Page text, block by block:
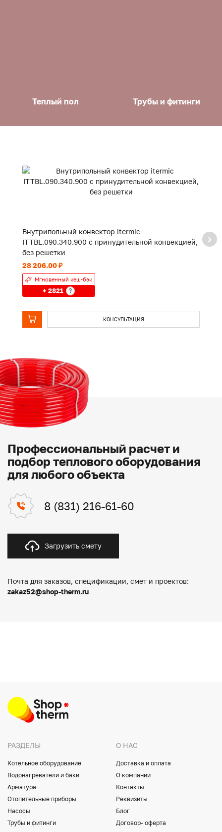
Теплый пол Трубы и фитинги
Внутрипольный конвектор itermic
ITTBL.090.340.900 с принудительной конвекцией,
без решетки
28 206.00 ₽
Мгновенный кеш-бэк
+ 2821 ?
КОНСУЛЬТАЦИЯ
Профессиональный расчет и
подбор теплового оборудования
для любого объекта
8 (831) 216-61-60
Загрузить смету
Почта для заказов, спецификации, смет и проектов:
zakaz52@shop-therm.ru
РАЗДЕЛЫ
Котельное оборудование
Водонагреватели и баки
Арматура
Отопительные приборы
Насосы
Трубы и фитинги
О НАС
Доставка и оплата
О компании
Контакты
Реквизиты
Блог
Договор- оферта